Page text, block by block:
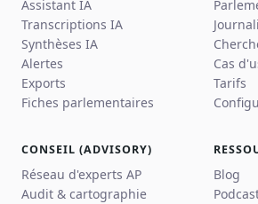
Assistant IA
Transcriptions IA
Synthèses IA
Alertes
Exports
Fiches parlementaires
Cas
Tarifs
CONSEIL (ADVISORY)
Réseau d'experts AP
Audit & cartographie
Blog